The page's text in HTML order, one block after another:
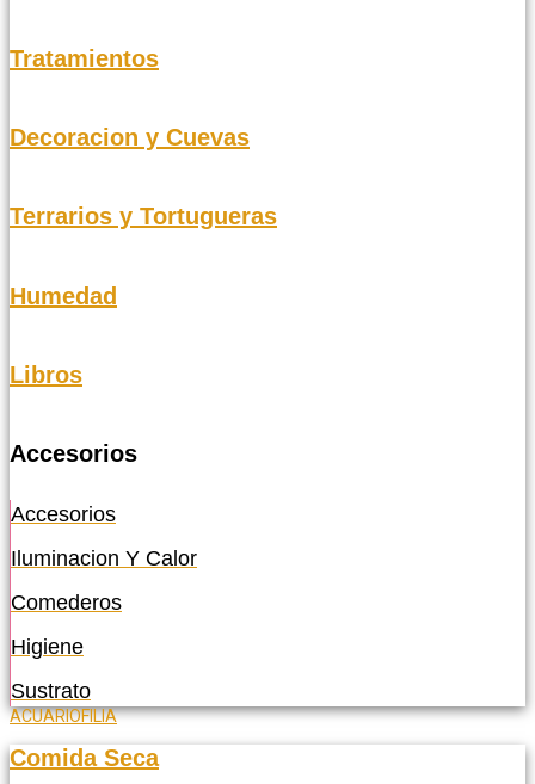
Tratamientos
Decoracion y Cuevas
Terrarios y Tortugueras
Humedad
Libros
Accesorios
Accesorios
Iluminacion Y Calor
Comederos
Higiene
Sustrato
ACUARIOFILIA
Comida Seca